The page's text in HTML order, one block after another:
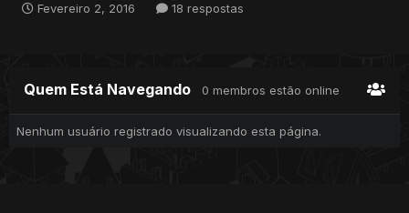
Fevereiro 2, 2016 18 respostas
Quem Está Navegando 0 membros estão online
Nenhum usuário registrado visualizando esta página.